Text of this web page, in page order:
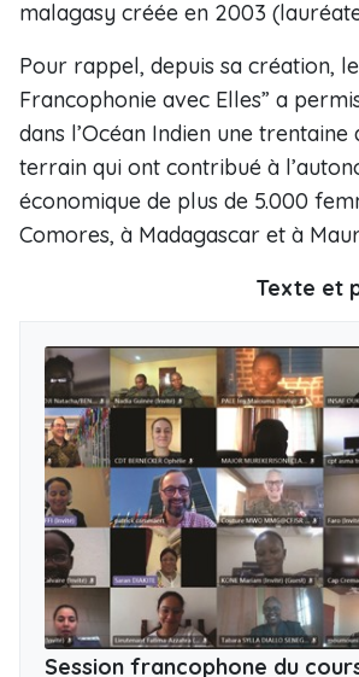
malagasy créée en 2003
Pour rappel, depuis sa création,
Francophonie avec Elles” a
dans l’Océan Indien une trentaine
terrain qui ont contribué à
économique de plus de 5.000
Comores, à Madagascar et à
Texte et
Session francophone du